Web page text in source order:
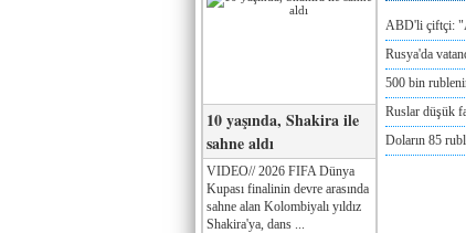
10 yaşında, Shakira ile
sahne aldı
VIDEO// 2026 FIFA Dünya
Kupası finalinin devre arasında
sahne alan Kolombiyalı yıldız
Shakira'ya, dans ...
ABD'li çiftçi:
Rusya'da
500 bin
Ruslar düşük
Doların 85